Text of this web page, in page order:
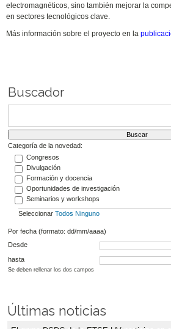
electromagnéticos, sino también mejorar la
en sectores tecnológicos clave.
Más información sobre el proyecto en la
Buscador
Categoría de la novedad:
Congresos
Divulgación
Formación y docencia
Oportunidades de investigación
Seminarios y workshops
Seleccionar Todos Ninguno
Por fecha (formato: dd/mm/aaaa)
Desde
hasta
Se deben rellenar los dos campos
Últimas noticias